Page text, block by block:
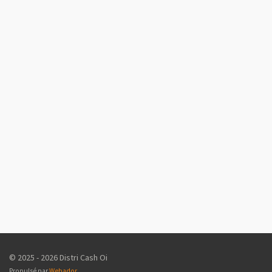
© 2025 - 2026 Distri Cash Oi